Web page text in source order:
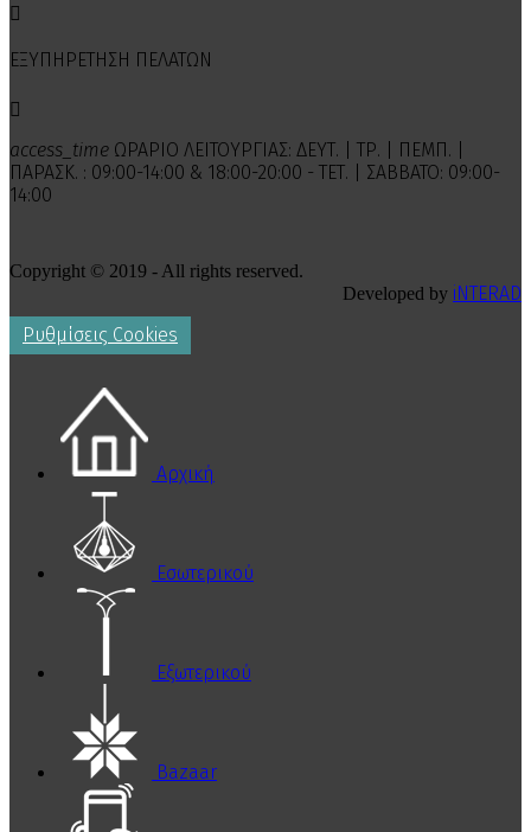

ΕΞΥΠΗΡΕΤΗΣΗ ΠΕΛΑΤΩΝ

access_time ΩΡΑΡΙΟ ΛΕΙΤΟΥΡΓΙΑΣ: ΔΕΥΤ. | ΤΡ. | ΠΕΜΠ. |
ΠΑΡΑΣΚ. : 09:00-14:00 & 18:00-20:00 - ΤΕΤ. | ΣΑΒΒΑΤΟ: 09:00-
14:00
Copyright © 2019 - All rights reserved.
Developed by iNTERAD
Ρυθμίσεις Cookies
Αρχική
Εσωτερικού
Εξωτερικού
Bazaar